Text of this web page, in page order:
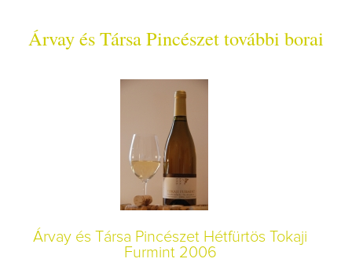
Árvay és Társa Pincészet további borai
Árvay és Társa Pincészet Hétfürtös Tokaji
Furmint 2006